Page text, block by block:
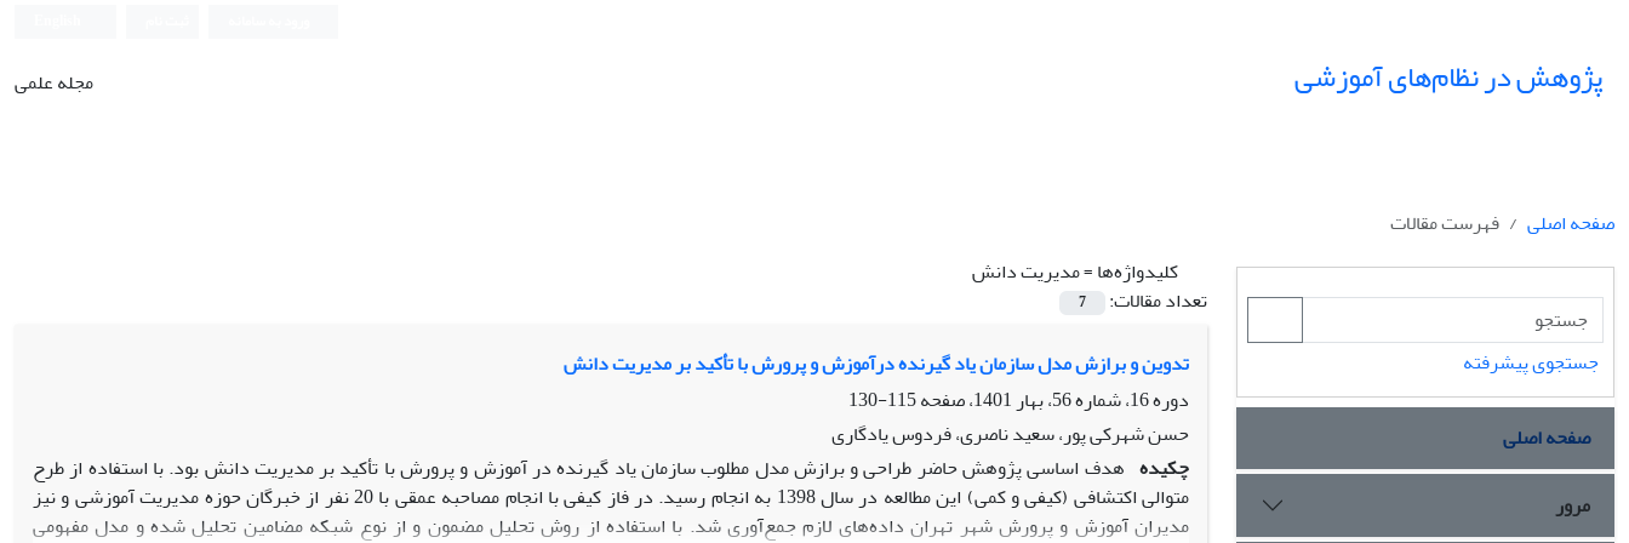
پژوهش در نظام‌های آموزشی مجله علمی
صفحه اصلی
فهرست مقالات
کلیدواژه‌ها =مدیریت دانش
تعداد مقالات:
7
تدوین و برازش مدل سازمان یاد گیرنده درآموزش و پرورش با تأکید بر مدیریت دانش
دوره 16، شماره 56، بهار 1401، صفحه
115-130
حسن شهرکی پور، سعید ناصری، فردوس یادگاری
چکیده هدف اساسی پژوهش حاضر طراحی و برازش مدل مطلوب سازمان یاد گیرنده در آموزش و پرورش با تأکید بر مدیریت دانش بود. با استفاده از طرح
متوالی اکتشافی (کیفی و کمی) این مطالعه در سال 1398 به انجام رسید. در فاز کیفی با انجام مصاحبه عمقی با 20 نفر از خبرگان حوزه مدیریت آموزشی و نیز
مدیران آموزش و پرورش شهر تهران داده‌های لازم جمع‌آوری شد. با استفاده از روش تحلیل مضمون و از نوع شبکه مضامین تحلیل شده و مدل مفهومی
جستجوی پیشرفته
صفحه اصلی
مرور